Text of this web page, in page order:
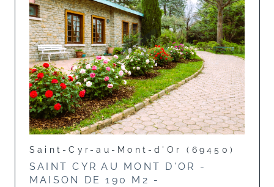
Saint-Cyr-au-Mont-d'Or (69450)
SAINT CYR AU MONT D'OR -
MAISON DE 190 M2 -